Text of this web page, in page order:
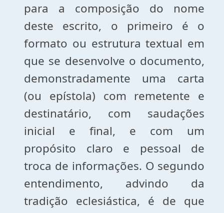
para a composição do nome
deste escrito, o primeiro é o
formato ou estrutura textual em
que se desenvolve o documento,
demonstradamente uma carta
(ou epístola) com remetente e
destinatário, com saudações
inicial e final, e com um
propósito claro e pessoal de
troca de informações. O segundo
entendimento, advindo da
tradição eclesiástica, é de que